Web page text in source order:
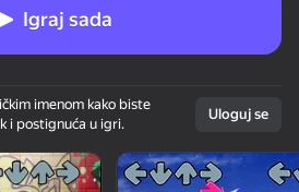
uređaj
Igraj sada
imenom kako biste
i postignuća u igri.
Uloguj se